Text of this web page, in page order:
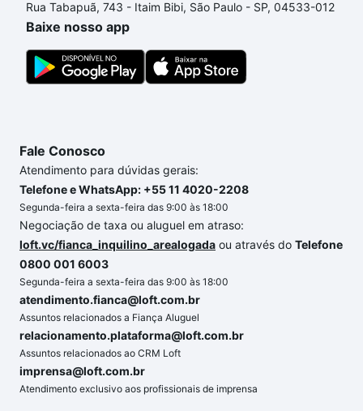
processo de compra, veja em nosso portal quanto
custa comprar um apartamento
gente para comprar o imóvel dos seus sonhos com
segurança e conforto. Loft, com você até as
Rua Tabapuã, 743 - Itaim Bibi, São Paulo - SP, 04533-012
Baixe nosso app
Fale Conosco
Atendimento para dúvidas gerais:
Telefone e WhatsApp: +55 11 4020-2208
Segunda-feira a sexta-feira das 9:00 às 18:00
Negociação de taxa ou aluguel em atraso:
loft.vc/fianca_inquilino_arealogada ou através do Telefone
0800 001 6003
Segunda-feira a sexta-feira das 9:00 às 18:00
atendimento.fianca@loft.com.br
Assuntos relacionados a Fiança Aluguel
relacionamento.plataforma@loft.com.br
Assuntos relacionados ao CRM Loft
imprensa@loft.com.br
Atendimento exclusivo aos profissionais de imprensa